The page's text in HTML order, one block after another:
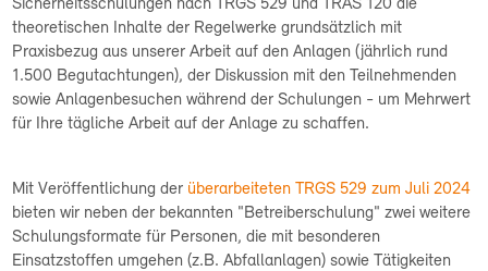
Sicherheitsschulungen nach TRGS 529 und TRAS 120 die
theoretischen Inhalte der Regelwerke grundsätzlich mit
Praxisbezug aus unserer Arbeit auf den Anlagen (jährlich rund
1.500 Begutachtungen), der Diskussion mit den Teilnehmenden
sowie Anlagenbesuchen während der Schulungen - um Mehrwert
für Ihre tägliche Arbeit auf der Anlage zu schaffen.
Mit Veröffentlichung der überarbeiteten TRGS 529 zum Juli 2024
bieten wir neben der bekannten "Betreiberschulung" zwei weitere
Schulungsformate für Personen, die mit besonderen
Einsatzstoffen umgehen (z.B. Abfallanlagen) sowie Tätigkeiten